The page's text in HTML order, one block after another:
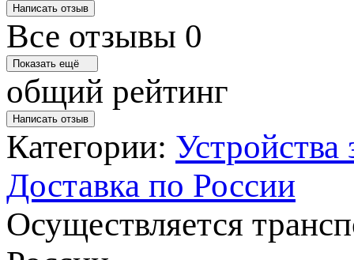
Написать отзыв
Все отзывы 0
Показать ещё
общий рейтинг
Написать отзыв
Категории:
Доставка по России
Осуществляется